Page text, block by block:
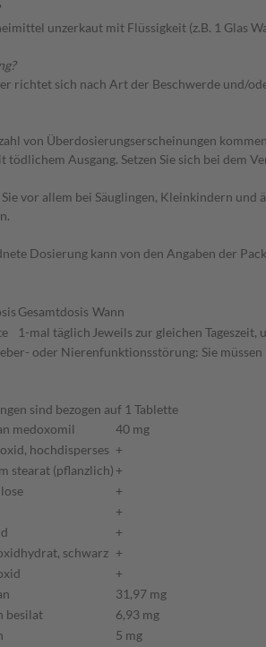
unzerkaut mit Flüssigkeit (z.B. 1 Glas
richtet sich nach Art der Beschwerde und/
von Überdosierungserscheinungen
tödlichem Ausgang. Setzen Sie sich bei dem
vor allem bei Säuglingen, Kleinkindern
Dosierung kann von den Angaben der
Gesamtdosis Wann
1-mal täglich Jeweils zur gleichen
oder Nierenfunktionsstörung: Sie
sind bezogen auf 1 Tablette
medoxomil
40 mg
hochdisperses +
stearat (pflanzlich) +
+
+
+
schwarz +
+
31,97 mg
besilat
6,93 mg
5 mg